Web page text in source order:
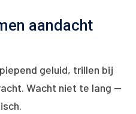
aandacht
geluid, trillen bij
Wacht niet te lang —